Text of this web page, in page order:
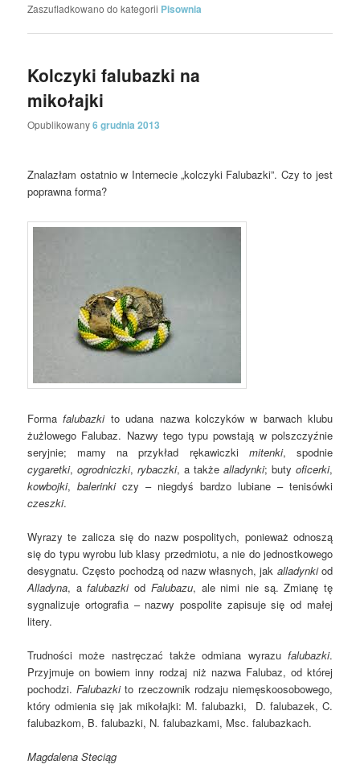
Zaszufladkowano do kategorii Pisownia
Kolczyki falubazki na
mikołajki
Opublikowany6 grudnia 2013
Znalazłam ostatnio w Internecie „kolczyki Falubazki”. Czy to jest
poprawna forma?
Formafalubazkito udana nazwa kolczyków w barwach klubu
żużlowego Falubaz. Nazwy tego typu powstają w polszczyźnie
seryjnie; mamy na przykład rękawiczki mitenki, spodnie
cygaretki,ogrodniczki,rybaczki, a takżealladynki; buty oficerki,
kowbojki,balerinkiczy – niegdyś bardzo lubiane – tenisówki
czeszki.
Wyrazy te zalicza się do nazw pospolitych, ponieważ odnoszą
się do typu wyrobu lub klasy przedmiotu, a nie do jednostkowego
desygnatu. Często pochodzą od nazw własnych, jak alladynkiod
Alladyna, afalubazkiod Falubazu, ale nimi nie są. Zmianę tę
sygnalizuje ortografia – nazwy pospolite zapisuje się od małej
litery.
Trudności może nastręczać także odmiana wyrazu falubazki.
Przyjmuje on bowiem inny rodzaj niż nazwa Falubaz, od której
pochodzi.Falubazkito rzeczownik rodzaju niemęskoosobowego,
który odmienia się jak mikołajki: M. falubazki,
D. falubazek, C.
falubazkom, B. falubazki, N. falubazkami, Msc. falubazkach.
Magdalena Steciąg